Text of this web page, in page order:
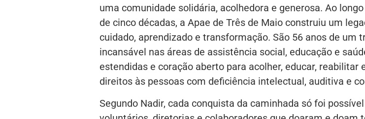
uma comunidade solidária, acolhedora e generosa. Ao
de cinco décadas, a Apae de Três de Maio construiu um
cuidado, aprendizado e transformação. São 56 anos de um
incansável nas áreas de assistência social, educação e
estendidas e coração aberto para acolher, educar, reabilitar
direitos às pessoas com deficiência intelectual, auditiva e
Segundo Nadir, cada conquista da caminhada só foi